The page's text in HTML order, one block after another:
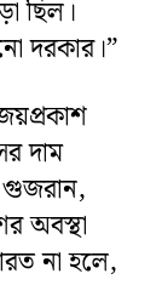
ছিল।
দরকার।”
দাম
গুজরান,
অবস্থা
না হলে,